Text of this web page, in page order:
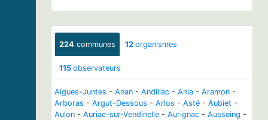
224 communes 12 organismes
115 observateurs
Aigues-Juntes - Anan - Andillac - Anla - Aramon -
Arboras - Argut-Dessous - Arlos - Asté - Aubiet -
Aulon - Auriac-sur-Vendinelle - Aurignac - Ausseing -